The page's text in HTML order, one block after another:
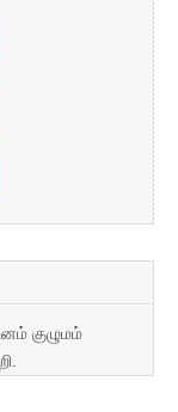
குழுமம்